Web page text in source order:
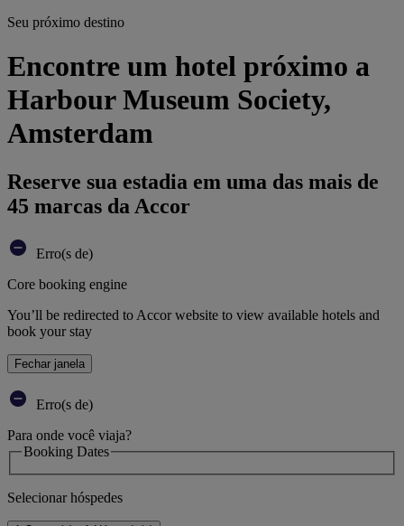
Seu próximo destino
Encontre um hotel próximo a
Harbour Museum Society,
Amsterdam
Reserve sua estadia em uma das mais de
45 marcas da Accor
Erro(s de)
Core booking engine
You’ll be redirected to Accor website to view available hotels and
book your stay
Fechar janela
Erro(s de)
Para onde você viaja?
Booking Dates
Selecionar hóspedes